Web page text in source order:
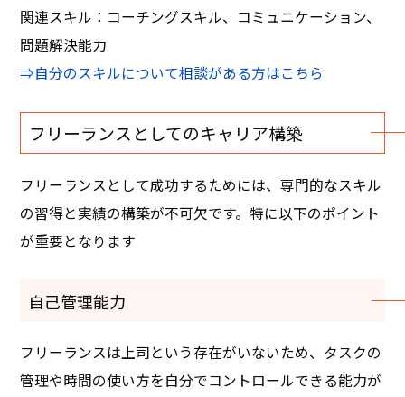
関連スキル：コーチングスキル、コミュニケーション、
問題解決能力
⇒自分のスキルについて相談がある方はこちら
フリーランスとしてのキャリア構築
フリーランスとして成功するためには、専門的なスキル
の習得と実績の構築が不可欠です。特に以下のポイント
が重要となります
自己管理能力
フリーランスは上司という存在がいないため、タスクの
管理や時間の使い方を自分でコントロールできる能力が